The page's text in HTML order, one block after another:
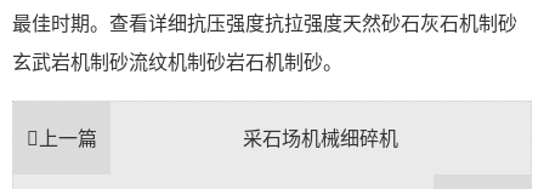
最佳时期。查看详细抗压强度抗拉强度天然砂石灰石机制砂
玄武岩机制砂流纹机制砂岩石机制砂。
上一篇 采石场机械细碎机